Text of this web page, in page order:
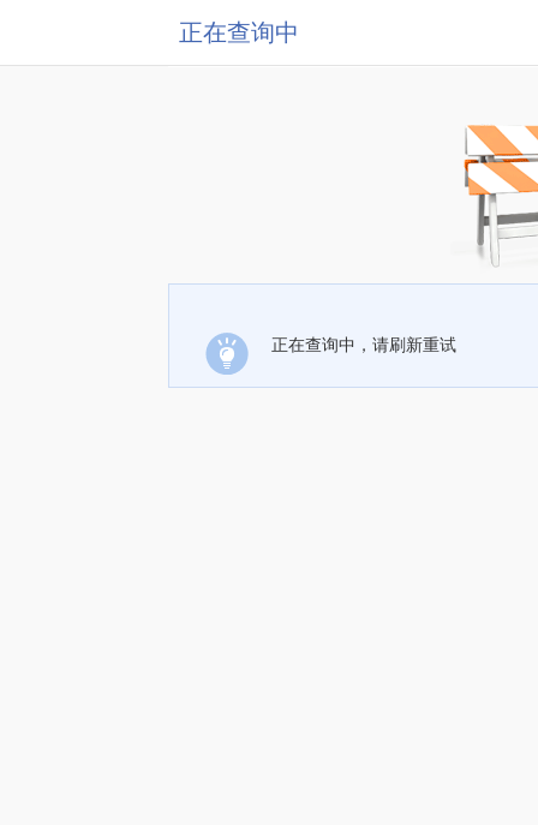
正在查询中
正在查询中，请刷新重试